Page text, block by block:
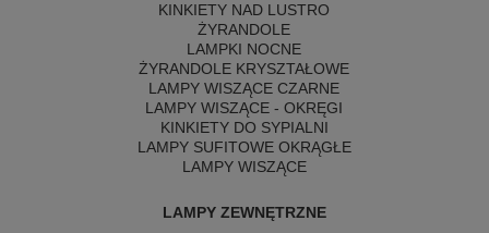
KINKIETY NAD LUSTRO
ŻYRANDOLE
LAMPKI NOCNE
ŻYRANDOLE KRYSZTAŁOWE
LAMPY WISZĄCE CZARNE
LAMPY WISZĄCE - OKRĘGI
KINKIETY DO SYPIALNI
LAMPY SUFITOWE OKRĄGŁE
LAMPY WISZĄCE
LAMPY ZEWNĘTRZNE